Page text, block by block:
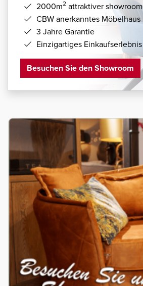
2000m2 attraktiver showroom
CBW anerkanntes Möbelhaus
3 Jahre Garantie
Einzigartiges Einkaufserlebnis
Besuchen Sie den Showroom